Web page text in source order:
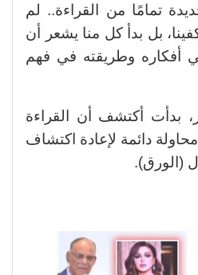
تمامًا من القراءة.. لم
بل بدأ كل منا يشعر أن
أفكاره وطريقته في فهم
بدأت أكتشف أن القراءة
دائمة لإعادة اكتشاف
(الورق).